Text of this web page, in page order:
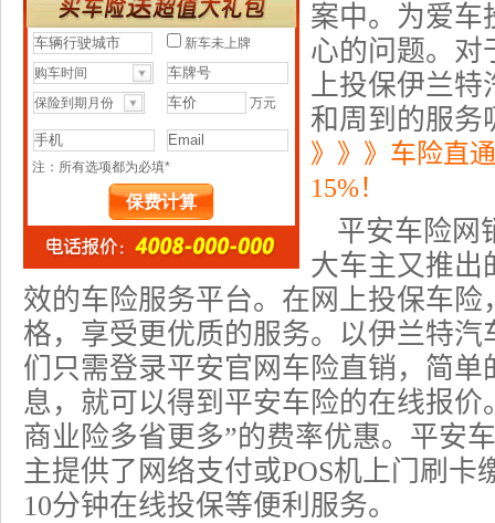
案中。为爱车
心的问题。对
上投保伊兰特
和周到的服务
》》》车险直
15%！
平安车险网
大车主又推出
效的车险服务平台。在网上投保车险
格，享受更优质的服务。以伊兰特汽
们只需登录平安官网车险直销，简
息，就可以得到平安车险的在线报价
商业险多省更多”的费率优惠。平安
主提供了网络支付或POS机上门刷卡
10分钟在线投保等便利服务。